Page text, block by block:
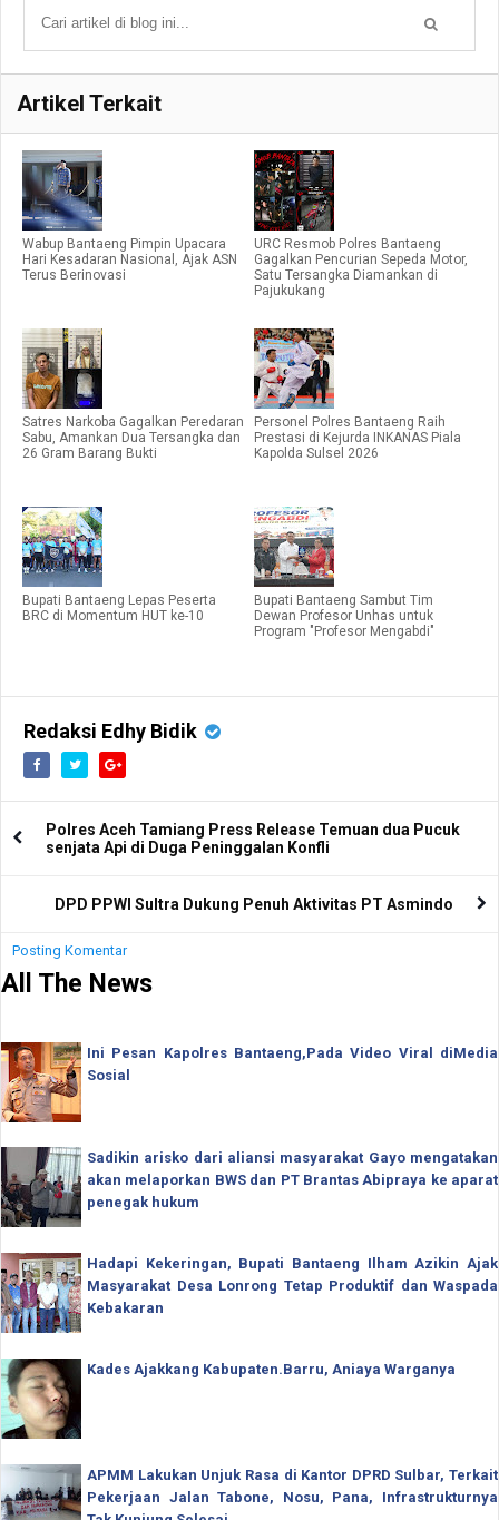
Artikel Terkait
Wabup Bantaeng Pimpin Upacara
Hari Kesadaran Nasional, Ajak ASN
Terus Berinovasi
URC Resmob Polres Bantaeng
Gagalkan Pencurian Sepeda Motor,
Satu Tersangka Diamankan di
Pajukukang
Satres Narkoba Gagalkan Peredaran
Sabu, Amankan Dua Tersangka dan
26 Gram Barang Bukti
Personel Polres Bantaeng Raih
Prestasi di Kejurda INKANAS Piala
Kapolda Sulsel 2026
Bupati Bantaeng Lepas Peserta
BRC di Momentum HUT ke-10
Bupati Bantaeng Sambut Tim
Dewan Profesor Unhas untuk
Program "Profesor Mengabdi"
Redaksi Edhy Bidik
Polres Aceh Tamiang Press Release Temuan dua Pucuk
senjata Api di Duga Peninggalan Konfli
DPD PPWI Sultra Dukung Penuh Aktivitas PT Asmindo
Posting Komentar
All The News
Ini Pesan Kapolres Bantaeng,Pada Video Viral diMedia
Sosial
Sadikin arisko dari aliansi masyarakat Gayo mengatakan
akan melaporkan BWS dan PT Brantas Abipraya ke aparat
penegak hukum
Hadapi Kekeringan, Bupati Bantaeng Ilham Azikin Ajak
Masyarakat Desa Lonrong Tetap Produktif dan Waspada
Kebakaran
Kades Ajakkang Kabupaten.Barru, Aniaya Warganya
APMM Lakukan Unjuk Rasa di Kantor DPRD Sulbar, Terkait
Pekerjaan Jalan Tabone, Nosu, Pana, Infrastrukturnya